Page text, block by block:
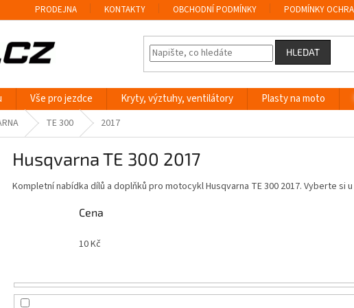
PRODEJNA KONTAKTY OBCHODNÍ PODMÍNKY PODMÍNKY
HLEDAT
Vše pro jezdce Kryty, výztuhy, ventilátory Plasty na moto
TE 300 2017
Husqvarna TE 300 2017
Kompletní nabídka dílů a doplňků pro motocykl Husqvarna TE 300 2017. Vyberte si
Cena
10Kč